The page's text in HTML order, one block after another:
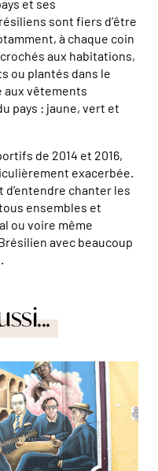
et ses
sont fiers d’être
à chaque coin
aux habitations,
ou plantés dans le
aux vêtements
pays : jaune, vert et
de 2014 et 2016,
exacerbée.
chanter les
ensembles et
ou voire même
avec beaucoup